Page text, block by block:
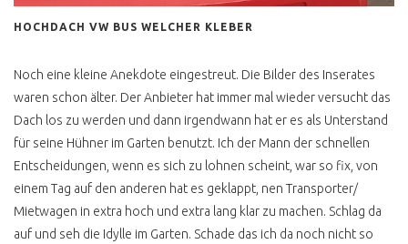
FAKE ANGEBOTE
KAUFEN FÜR DIE
MÜLLHALDE ?
T5 VERKAUFSPREIS
T5 ROSTVORSORGE
VW BUS T6
T6 E ABT E BUS UMBAU
HOCHDACH VW BUS WELCHER KLEBER
Noch eine kleine Anekdote eingestreut. Die Bilder des Inserates
waren schon älter. Der Anbieter hat immer mal wieder versucht das
Dach los zu werden und dann irgendwann hat er es als Unterstand
für seine Hühner im Garten benutzt. Ich der Mann der schnellen
Entscheidungen, wenn es sich zu lohnen scheint, war so fix, von
einem Tag auf den anderen hat es geklappt, nen Transporter/
Mietwagen in extra hoch und extra lang klar zu machen. Schlag da
auf und seh die Idylle im Garten. Schade das ich da noch nicht so